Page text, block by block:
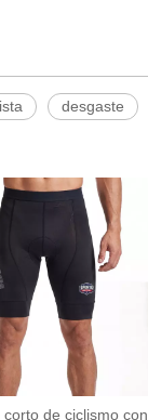
desgaste
corto de ciclismo con